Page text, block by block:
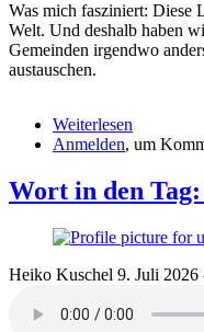
Was mich fasziniert: Diese
Welt. Und deshalb haben
Gemeinden irgendwo
austauschen.
Weiterlesen
Wort
den
Tag:
Gottes
Anmelden, um
Wort in den
Heiko Kuschel 9. Juli 2026